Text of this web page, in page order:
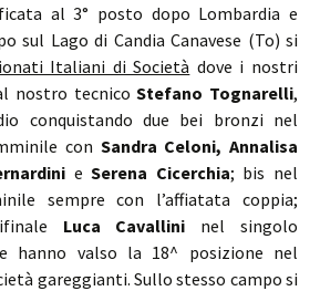
al 3° posto dopo Lombardia e
sul Lago di Candia Canavese (To) si
Italiani di Società dove i nostri
nostro tecnicoStefano Tognarelli,
conquistando due bei bronzi nel
con Sandra Celoni, Annalisa
e Serena Cicerchia; bis nel
sempre con l’affiatata coppia;
Luca Cavallini nel singolo
hanno valso la 18^ posizione nel
gareggianti. Sullo stesso campo si